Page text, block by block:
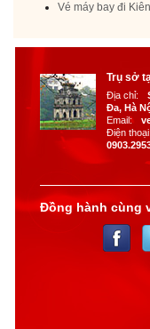
Vé máy bay đi
Trụ sở
Địa chỉ:
Đa, Hà
Email:
Điện thoại:
Đồng hành cùng